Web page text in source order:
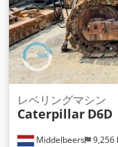
Middelbeers 9,256
レベリングマシン
Caterpillar D6D